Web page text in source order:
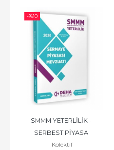
-%10
SMMM YETERLİLİK -
SERBEST PİYASA
MEVZUATI
Kolektif